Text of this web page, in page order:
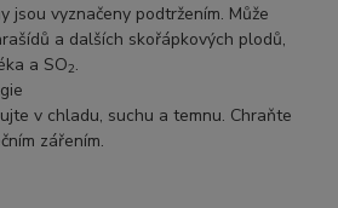
jsou vyznačeny podtržením. Může
a dalších skořápkových plodů,
a SO2.
v chladu, suchu a temnu. Chraňte
zářením.